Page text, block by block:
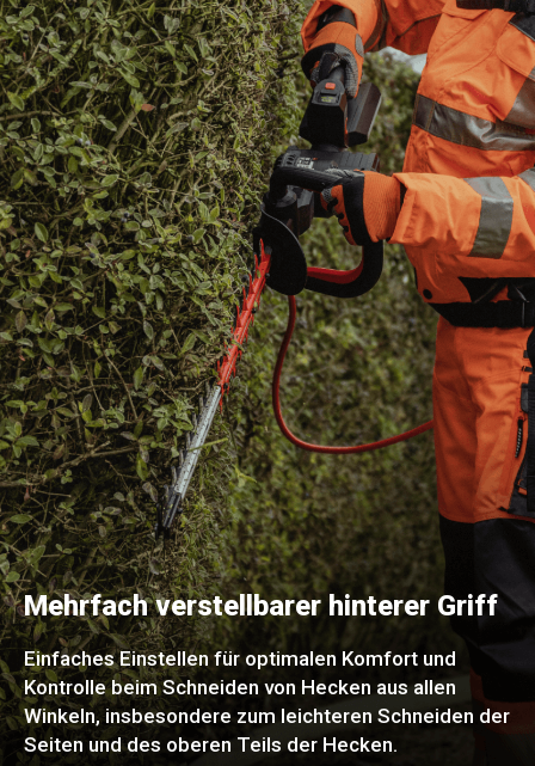
Mehrfach verstellbarer hinterer Griff
Einfaches Einstellen für optimalen Komfort und
Kontrolle beim Schneiden von Hecken aus allen
Winkeln, insbesondere zum leichteren Schneiden der
Seiten und des oberen Teils der Hecken.